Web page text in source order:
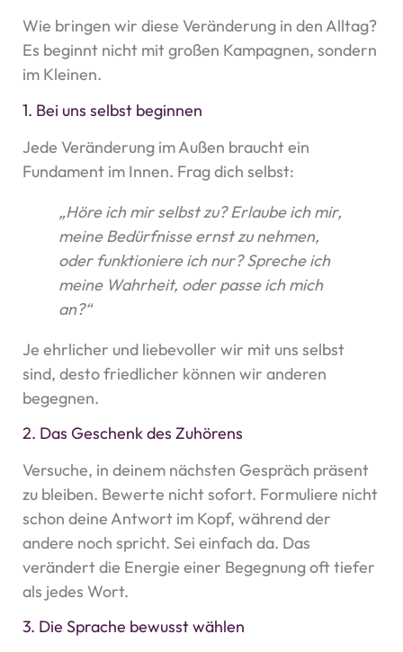
Wie bringen wir diese Veränderung in den Alltag?
Es beginnt nicht mit großen Kampagnen, sondern
im Kleinen.
1. Bei uns selbst beginnen
Jede Veränderung im Außen braucht ein
Fundament im Innen. Frag dich selbst:
„Höre ich mir selbst zu? Erlaube ich mir,
meine Bedürfnisse ernst zu nehmen,
oder funktioniere ich nur? Spreche ich
meine Wahrheit, oder passe ich mich
an?“
Je ehrlicher und liebevoller wir mit uns selbst
sind, desto friedlicher können wir anderen
begegnen.
2. Das Geschenk des Zuhörens
Versuche, in deinem nächsten Gespräch präsent
zu bleiben. Bewerte nicht sofort. Formuliere nicht
schon deine Antwort im Kopf, während der
andere noch spricht. Sei einfach da. Das
verändert die Energie einer Begegnung oft tiefer
als jedes Wort.
3. Die Sprache bewusst wählen